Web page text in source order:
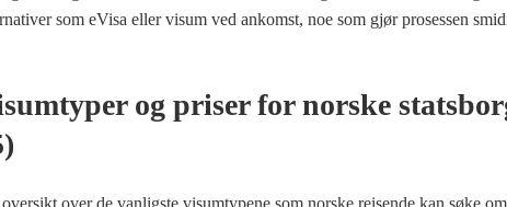
som eVisa eller visum ved ankomst, noe som gjør prosessen
og priser for norske
over de vanligste visumtypene som norske reisende kan søke